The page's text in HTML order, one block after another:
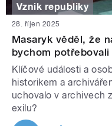
Vznik republiky
28. říjen 2025
Masaryk věděl, že
bychom
Klíčové události a
historikem a
uchovalo v archivech
exilu?